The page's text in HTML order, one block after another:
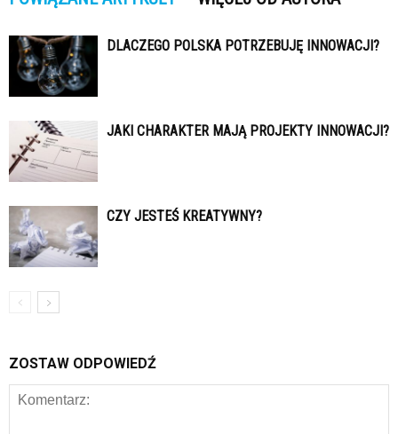
DLACZEGO POLSKA POTRZEBUJĘ INNOWACJI?
JAKI CHARAKTER MAJĄ PROJEKTY INNOWACJI?
CZY JESTEŚ KREATYWNY?
ZOSTAW ODPOWIEDŹ